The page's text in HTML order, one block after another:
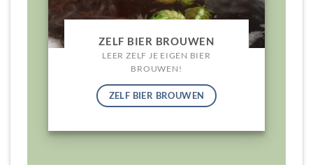
ZELF BIER BROUWEN
LEER ZELF JE EIGEN BIER
BROUWEN!
ZELF BIER BROUWEN